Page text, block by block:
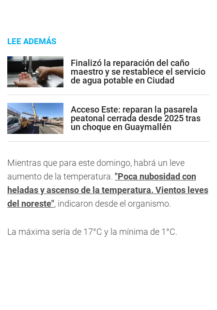
LEE ADEMÁS
Finalizó la reparación del caño
maestro y se restablece el servicio
de agua potable en Ciudad
Acceso Este: reparan la pasarela
peatonal cerrada desde 2025 tras
un choque en Guaymallén
Mientras que para este domingo, habrá un leve
aumento de la temperatura. "Poca nubosidad con
heladas y ascenso de la temperatura. Vientos leves
del noreste", indicaron desde el organismo.
La máxima sería de 17°C y la mínima de 1°C.